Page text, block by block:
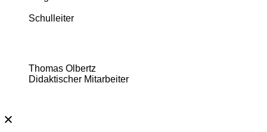
Schulleiter
Thomas Olbertz
Didaktischer Mitarbeiter